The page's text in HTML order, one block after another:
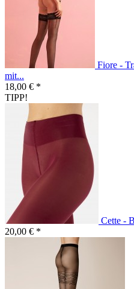
Fiore -
mit...
18,00 € *
TIPP!
Cette -
20,00 € *